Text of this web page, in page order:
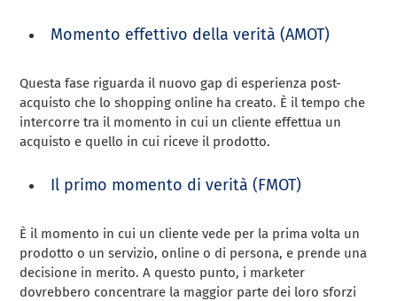
Momento effettivo della verità (AMOT)
Questa fase riguarda il nuovo gap di esperienza post-
acquisto che lo shopping online ha creato. È il tempo che
intercorre tra il momento in cui un cliente effettua un
acquisto e quello in cui riceve il prodotto.
Il primo momento di verità (FMOT)
È il momento in cui un cliente vede per la prima volta un
prodotto o un servizio, online o di persona, e prende una
decisione in merito. A questo punto, i marketer
dovrebbero concentrare la maggior parte dei loro sforzi